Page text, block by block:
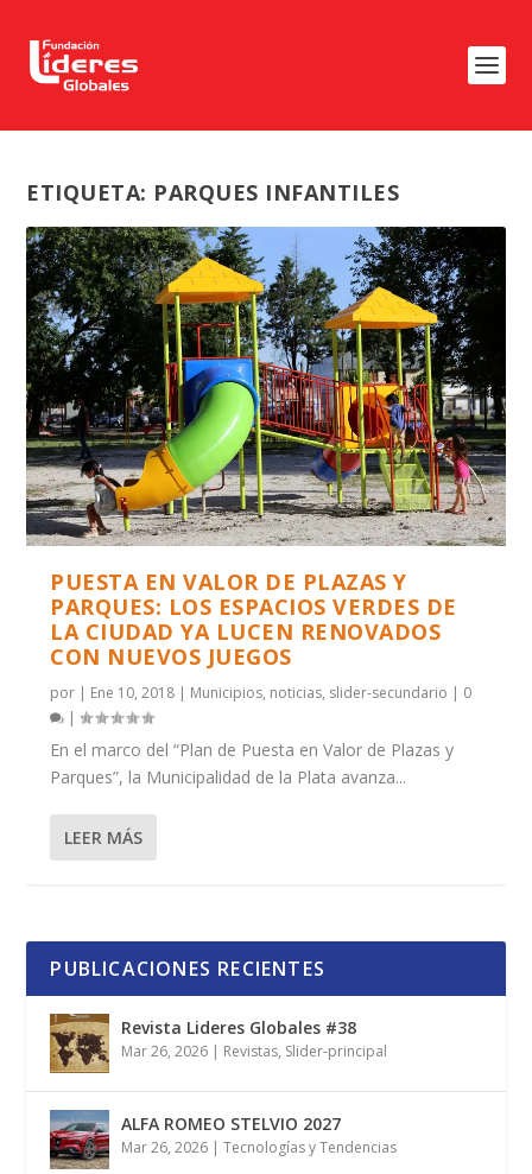
ETIQUETA: PARQUES INFANTILES
PUESTA EN VALOR DE PLAZAS Y
PARQUES: LOS ESPACIOS VERDES DE
LA CIUDAD YA LUCEN RENOVADOS
CON NUEVOS JUEGOS
por | Ene 10, 2018 | Municipios, noticias, slider-secundario | 0
|
En el marco del “Plan de Puesta en Valor de Plazas y
Parques”, la Municipalidad de la Plata avanza...
LEER MÁS
PUBLICACIONES RECIENTES
Revista Lideres Globales #38
Mar 26, 2026 | Revistas, Slider-principal
ALFA ROMEO STELVIO 2027
Mar 26, 2026 |Tecnologías y Tendencias